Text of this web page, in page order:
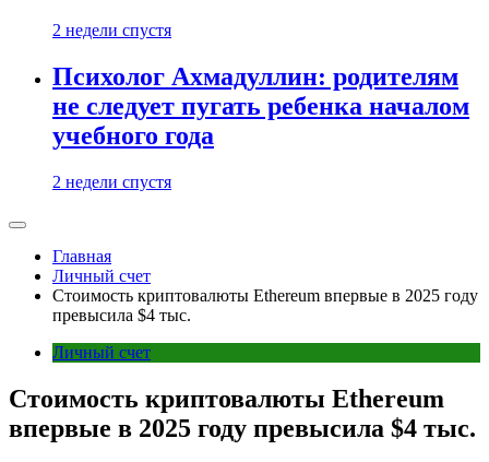
2 недели спустя
Психолог Ахмадуллин: родителям
не следует пугать ребенка началом
учебного года
2 недели спустя
Главная
Личный счет
Стоимость криптовалюты Ethereum впервые в 2025 году
превысила $4 тыс.
Личный счет
Стоимость криптовалюты Ethereum
впервые в 2025 году превысила $4 тыс.